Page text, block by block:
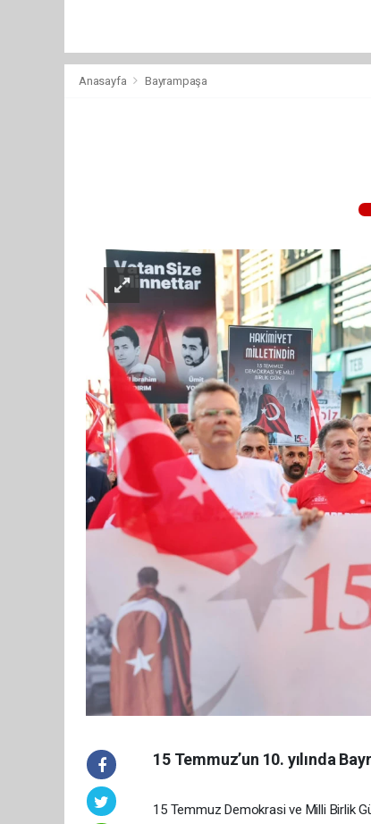
Anasayfa Bayrampaşa
15 Temmuz’un 10. yılında
15 Temmuz Demokrasi ve Milli Birlik